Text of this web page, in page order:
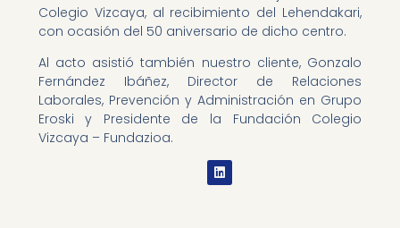
Colegio Vizcaya, al recibimiento del Lehendakari,
con ocasión del 50 aniversario de dicho centro.
Al acto asistió también nuestro cliente, Gonzalo
Fernández Ibáñez, Director de Relaciones
Laborales, Prevención y Administración en Grupo
Eroski y Presidente de la Fundación Colegio
Vizcaya – Fundazioa.